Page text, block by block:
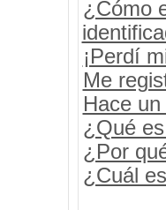
¿Cómo
¡Perdí
Me
Hace
¿Qué
¿Por
¿Cuál